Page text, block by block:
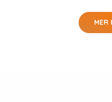
MER